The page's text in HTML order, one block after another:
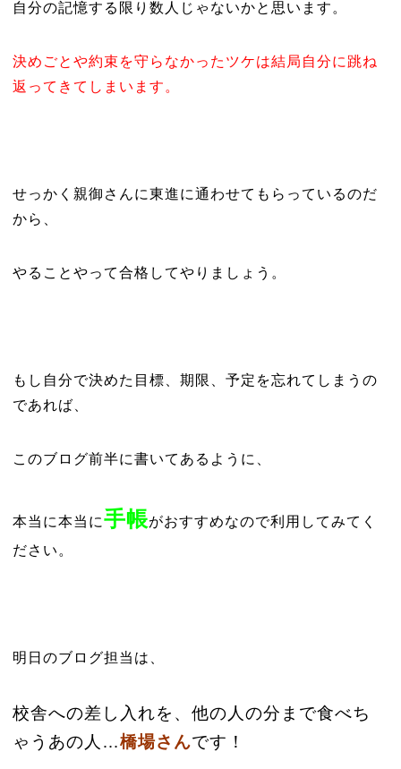
自分の記憶する限り数人じゃないかと思います。
決めごとや約束を守らなかったツケは結局自分に跳ね
返ってきてしまいます。
せっかく親御さんに東進に通わせてもらっているのだ
から、
やることやって合格してやりましょう。
もし自分で決めた目標、期限、予定を忘れてしまうの
であれば、
このブログ前半に書いてあるように、
本当に本当に手帳がおすすめなので利用してみてく
ださい。
明日のブログ担当は、
校舎への差し入れを、他の人の分まで食べち
ゃうあの人…橋場さんです！